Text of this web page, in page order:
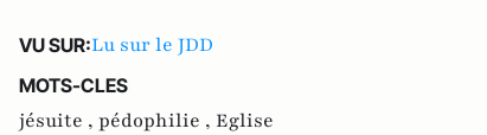
VU SUR:Lu sur le JDD
MOTS-CLES
jésuite , pédophilie , Eglise